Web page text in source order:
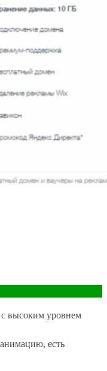
высоким уровнем
есть